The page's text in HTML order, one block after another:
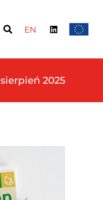
EN
sierpień 2025